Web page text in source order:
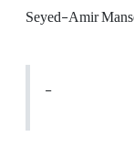
Seyed-Amir
-